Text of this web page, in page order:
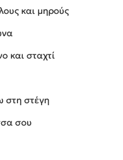
και μηρούς
σταχτί
στη στέγη
σου